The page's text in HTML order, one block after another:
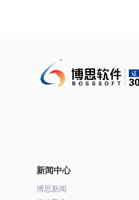
新闻中心
博思新闻